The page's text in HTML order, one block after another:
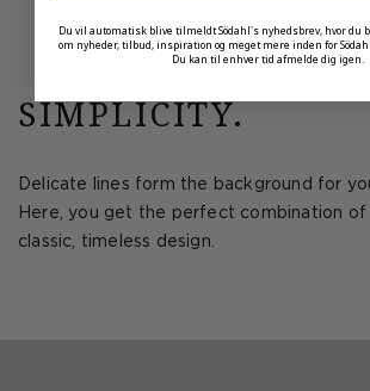
SIMPLICITY.
Delicate lines form the background for
Here, you get the perfect combination of
classic, timeless de­sign.
Du vil automatisk blive tilmeldt Södahl's nyhedsbrev, hvor du
om nyheder, tilbud, inspiration og meget mere inden for
Du kan til enhver tid afmelde dig igen.